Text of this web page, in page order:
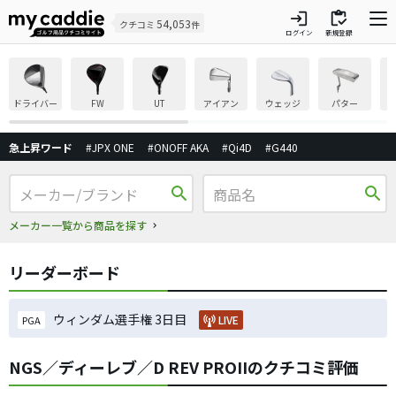
クチコミ 54,053件 login
ログイン
inventory
新規登録
ドライバー FW UT アイアン ウェッジ パター
急上昇ワード #JPX ONE #ONOFF AKA #Qi4D #G440
search
メーカー一覧から商品を探す
search
リーダーボード
PGA ウィンダム選手権 3日目 LIVE
NGS／ディーレブ／D REV PROIIのクチコミ評価